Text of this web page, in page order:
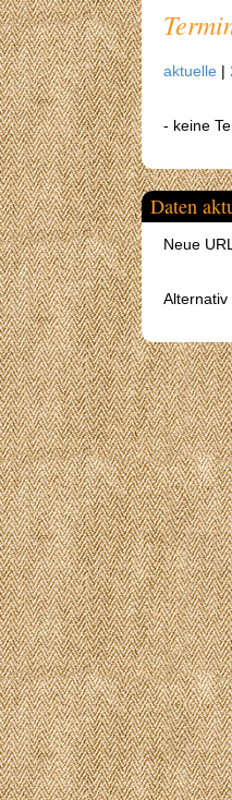
aktuelle |
- keine
Daten
Neue